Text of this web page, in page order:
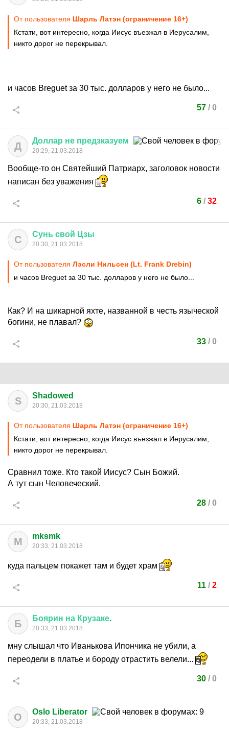
От пользователя Шарль Латэн (ограничение 16+)
Кстати, вот интересно, когда Иисус въезжал в Иерусалим,
никто дорог не перекрывал.
и часов Breguet за 30 тыс. долларов у него не было...
57 / 0
Д Доллар не предзказуем
20:29, 21.03.2018
Вообще-то он Святейший Патриарх, заголовок новости
написан без уважения
6 / 32
С Сунь свой Цзы
20:30, 21.03.2018
От пользователя Лэсли Нильсен (Lt. Frank Drebin)
и часов Breguet за 30 тыс. долларов у него не было...
Как? И на шикарной яхте, названной в честь языческой
богини, не плавал?
33 / 0
S Shadowed
20:30, 21.03.2018
От пользователя Шарль Латэн (ограничение 16+)
Кстати, вот интересно, когда Иисус въезжал в Иерусалим,
никто дорог не перекрывал.
Сравнил тоже. Кто такой Иисус? Сын Божий.
А тут сын Человеческий.
28 / 0
M mksmk
20:33, 21.03.2018
куда пальцем покажет там и будет храм
11/ 2
Б Боярин на Крузаке.
20:33, 21.03.2018
мну слышал что Иванькова Ипончика не убили, а
переодели в платье и бороду отрастить велели...
30 / 0
O Oslo Liberator
20:33, 21.03.2018